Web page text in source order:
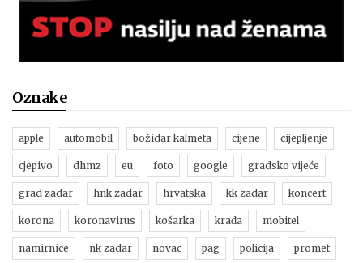
Oznake
apple automobil božidar kalmeta cijene cijepljenje
cjepivo dhmz eu foto google gradsko vijeće
grad zadar hnk zadar hrvatska kk zadar koncert
korona koronavirus košarka krađa mobitel
namirnice nk zadar novac pag policija promet